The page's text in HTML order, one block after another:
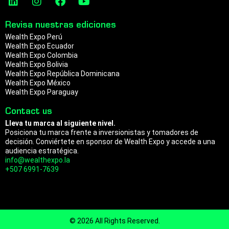
i
k
e
d
i
n
n
t
a
g
r
a
m
a
e
b
o
o
k
o
u
t
Revisa nuestras ediciones
Wealth Expo Perú
Wealth Expo Ecuador
Wealth Expo Colombia
Wealth Expo Bolivia
Wealth Expo República Dominicana
Wealth Expo México
Wealth Expo Paraguay
Contact us
Lleva tu marca al siguiente nivel.
Posiciona tu marca frente a inversionistas y tomadores de
decisión. Conviértete en sponsor de Wealth Expo y accede a una
audiencia estratégica.
info@wealthexpo.la
+507 6991-7639
© 2026 All Rights Reserved.